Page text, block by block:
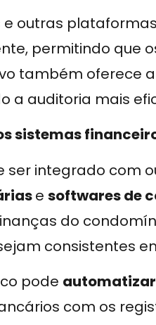
outras
permitindo que
também oferece
a auditoria mais
sistemas
ser integrado com
e softwares de
do
consistentes
pode
com os